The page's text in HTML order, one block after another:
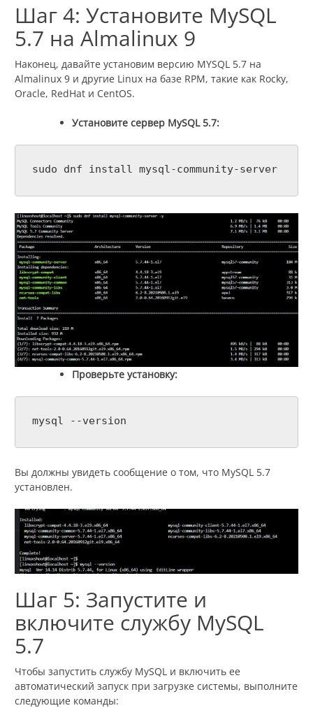
Шаг 4: Установите MySQL
5.7 на Almalinux 9
Наконец, давайте установим версию MYSQL 5.7 на
Almalinux 9 и другие Linux на базе RPM, такие как Rocky,
Oracle, RedHat и CentOS.
Установите сервер MySQL 5.7:
sudo dnf install mysql-community-server
Проверьте установку:
mysql --version
Вы должны увидеть сообщение о том, что MySQL 5.7
установлен.
Шаг 5: Запустите и
включите службу MySQL
5.7
Чтобы запустить службу MySQL и включить ее
автоматический запуск при загрузке системы, выполните
следующие команды: